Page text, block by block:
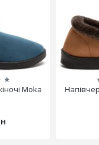
★
Moka